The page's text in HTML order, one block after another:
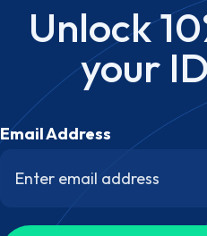
Unlock
your
Email Address